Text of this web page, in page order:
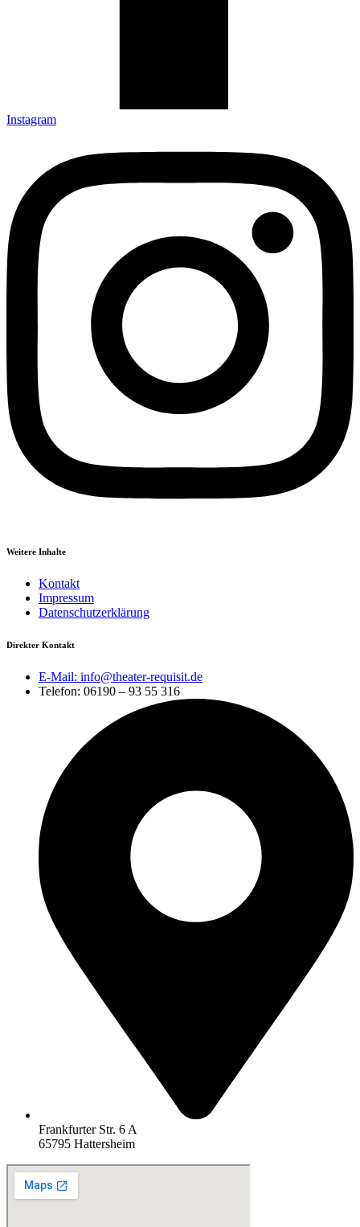
Instagram
Weitere Inhalte
Kontakt
Impressum
Datenschutzerklärung
Direkter Kontakt
E-Mail: info@theater-requisit.de
Telefon: 06190 – 93 55 316
Frankfurter Str. 6 A
65795 Hattersheim